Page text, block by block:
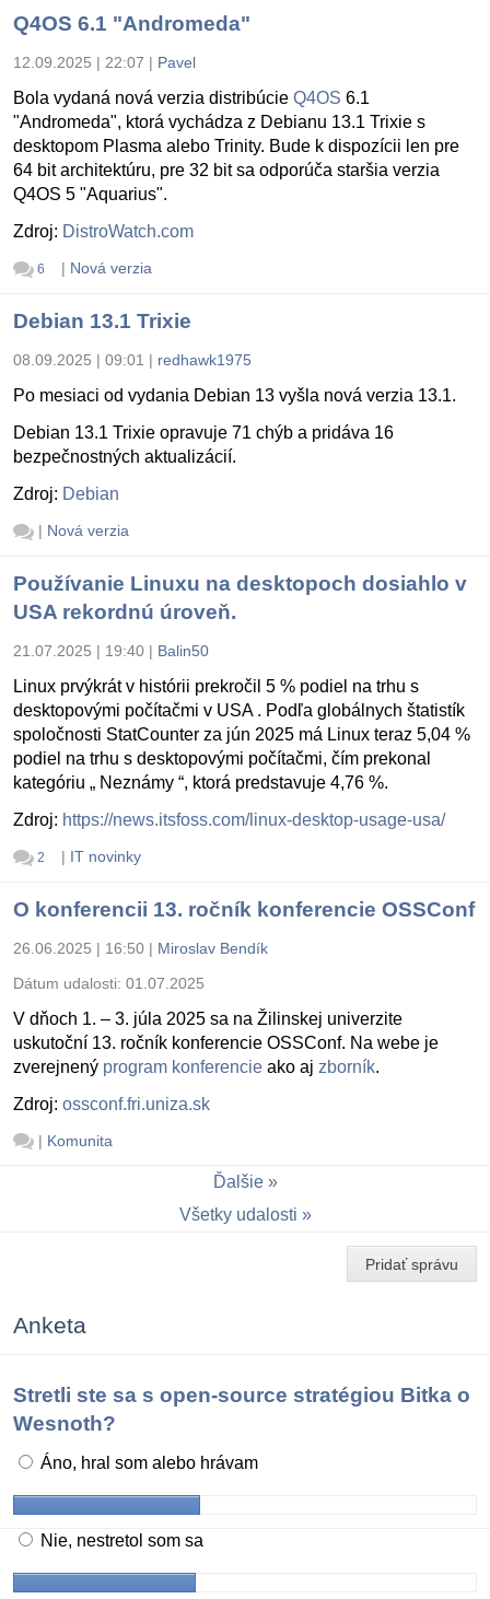
Q4OS 6.1 "Andromeda"
12.09.2025 | 22:07 | Pavel
Bola vydaná nová verzia distribúcie Q4OS 6.1
"Andromeda", ktorá vychádza z Debianu 13.1 Trixie s
desktopom Plasma alebo Trinity. Bude k dispozícii len pre
64 bit architektúru, pre 32 bit sa odporúča staršia verzia
Q4OS 5 "Aquarius".
Zdroj: DistroWatch.com
6 | Nová verzia
Debian 13.1 Trixie
08.09.2025 | 09:01 | redhawk1975
Po mesiaci od vydania Debian 13 vyšla nová verzia 13.1.
Debian 13.1 Trixie opravuje 71 chýb a pridáva 16
bezpečnostných aktualizácií.
Zdroj: Debian
| Nová verzia
Používanie Linuxu na desktopoch dosiahlo v
USA rekordnú úroveň.
21.07.2025 | 19:40 | Balin50
Linux prvýkrát v histórii prekročil 5 % podiel na trhu s
desktopovými počítačmi v USA . Podľa globálnych štatistík
spoločnosti StatCounter za jún 2025 má Linux teraz 5,04 %
podiel na trhu s desktopovými počítačmi, čím prekonal
kategóriu „ Neznámy “, ktorá predstavuje 4,76 %.
Zdroj: https://news.itsfoss.com/linux-desktop-usage-usa/
2 | IT novinky
O konferencii 13. ročník konferencie OSSConf
26.06.2025 | 16:50 | Miroslav Bendík
Dátum udalosti: 01.07.2025
V dňoch 1. – 3. júla 2025 sa na Žilinskej univerzite
uskutoční 13. ročník konferencie OSSConf. Na webe je
zverejnený program konferencie ako aj zborník.
Zdroj: ossconf.fri.uniza.sk
| Komunita
Ďalšie
Všetky udalosti
Pridať správu
Anketa
Stretli ste sa s open-source stratégiou Bitka o
Wesnoth?
Áno, hral som alebo hrávam
Nie, nestretol som sa